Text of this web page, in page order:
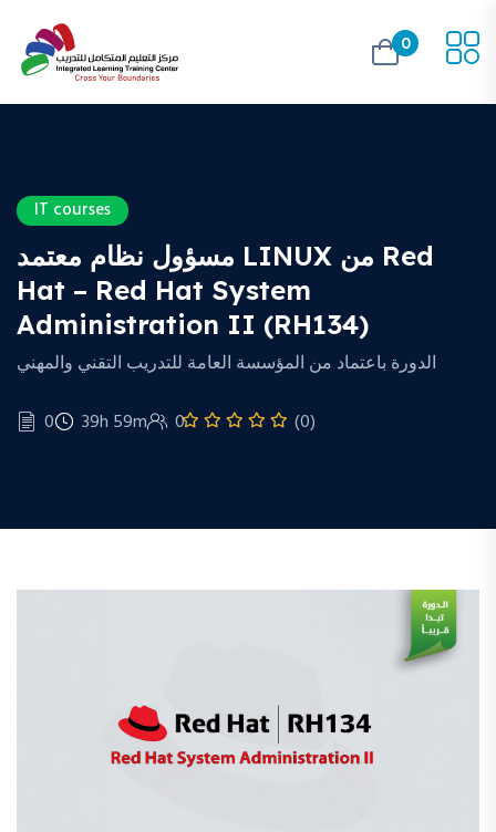
0
IT courses
مسؤول نظام معتمد LINUX من Red
Hat – Red Hat System
Administration II (RH134)
الدورة باعتماد من المؤسسة العامة للتدريب التقني والمهني
0 39h 59m 0 (0)